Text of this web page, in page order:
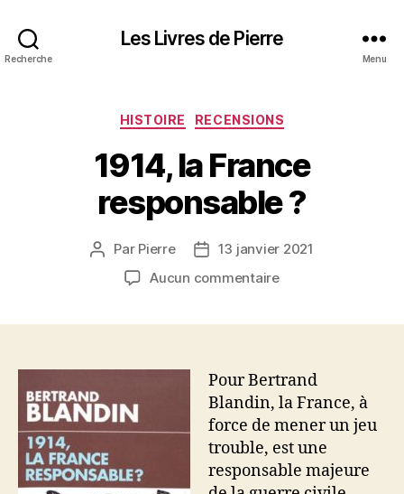
Recherche
Les Livres de Pierre
Menu
Catégories
HISTOIRE RECENSIONS
1914, la France
responsable ?
Auteur
l’article
Par Pierre
Date13 janvier 2021
Aucun commentairesur
?
Pour Bertrand
Blandin, la France, à
force de mener un jeu
trouble, est une
responsable majeure